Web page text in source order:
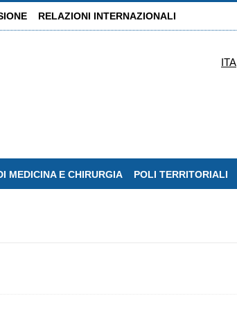
RELAZIONI INTERNAZIONALI
ITA
MEDICINA E CHIRURGIA POLI TERRITORIALI